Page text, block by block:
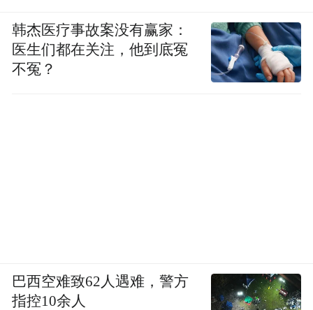
韩杰医疗事故案没有赢家：
医生们都在关注，他到底冤
不冤？
巴西空难致62人遇难，警方
指控10余人